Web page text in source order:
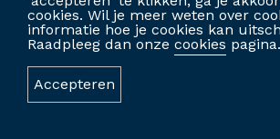
INLOGGEN OM TE
cookies. Wil je meer weten over
informatie hoe je cookies kan
Raadpleeg dan onze cookies pagina.
Accepteren
GEPERSONALISEERDE WEBSITE